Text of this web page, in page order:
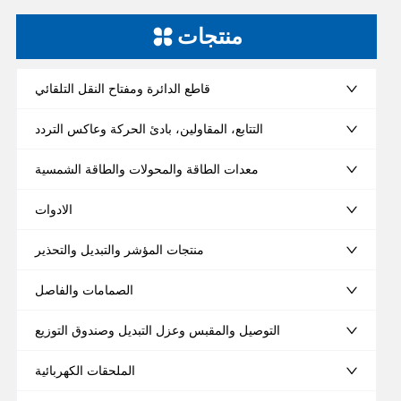
منتجات
قاطع الدائرة ومفتاح النقل التلقائي
التتابع، المقاولين، بادئ الحركة وعاكس التردد
معدات الطاقة والمحولات والطاقة الشمسية
الادوات
منتجات المؤشر والتبديل والتحذير
الصمامات والفاصل
التوصيل والمقبس وعزل التبديل وصندوق التوزيع
الملحقات الكهربائية